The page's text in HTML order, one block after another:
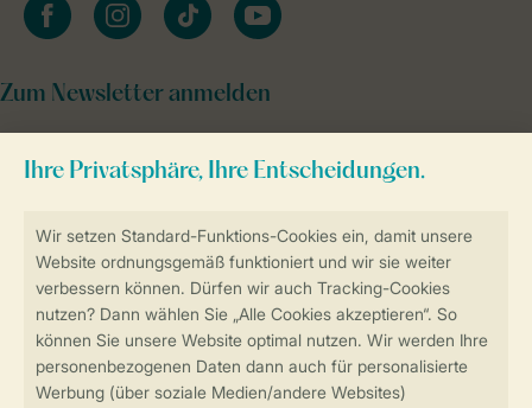
Sicher und schnell zur Online-Buchung
Sichere Datenübertragung
Sicheres Bezahlen
Zum Newsletter anmelden